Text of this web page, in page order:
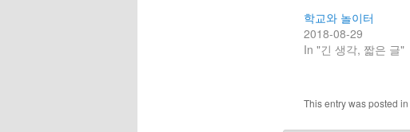
학교와 놀이터
2018-08-29
In "긴 생각, 짧은 글"
This entry was posted in